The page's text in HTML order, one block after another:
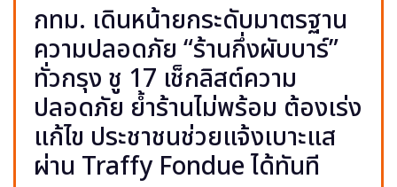
กทม. เดินหน้ายกระดับมาตรฐาน
ความปลอดภัย “ร้านกึ่งผับบาร์”
ทั่วกรุง ชู 17 เช็กลิสต์ความ
ปลอดภัย ย้ำร้านไม่พร้อม ต้องเร่ง
แก้ไข ประชาชนช่วยแจ้งเบาะแส
ผ่าน Traffy Fondue ได้ทันที